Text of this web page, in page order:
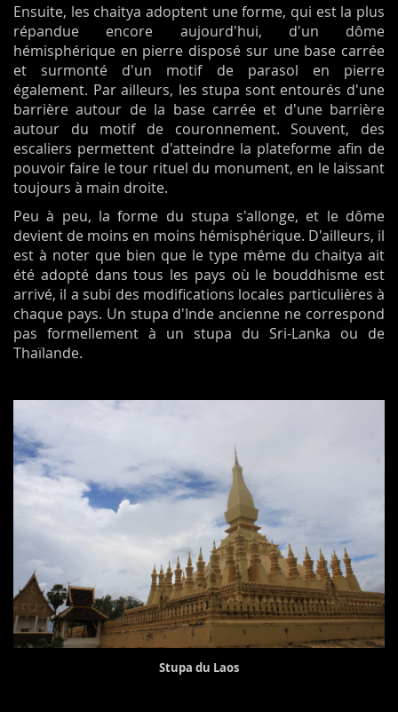
Ensuite, les chaitya adoptent une forme, qui est la plus
répandue encore aujourd'hui, d'un dôme
hémisphérique en pierre disposé sur une base carrée
et surmonté d'un motif de parasol en pierre
également. Par ailleurs, les stupa sont entourés d'une
barrière autour de la base carrée et d'une barrière
autour du motif de couronnement. Souvent, des
escaliers permettent d'atteindre la plateforme afin de
pouvoir faire le tour rituel du monument, en le laissant
toujours à main droite.
Peu à peu, la forme du stupa s'allonge, et le dôme
devient de moins en moins hémisphérique. D'ailleurs, il
est à noter que bien que le type même du chaitya ait
été adopté dans tous les pays où le bouddhisme est
arrivé, il a subi des modifications locales particulières à
chaque pays. Un stupa d'Inde ancienne ne correspond
pas formellement à un stupa du Sri-Lanka ou de
Thaïlande.
Stupa du Laos